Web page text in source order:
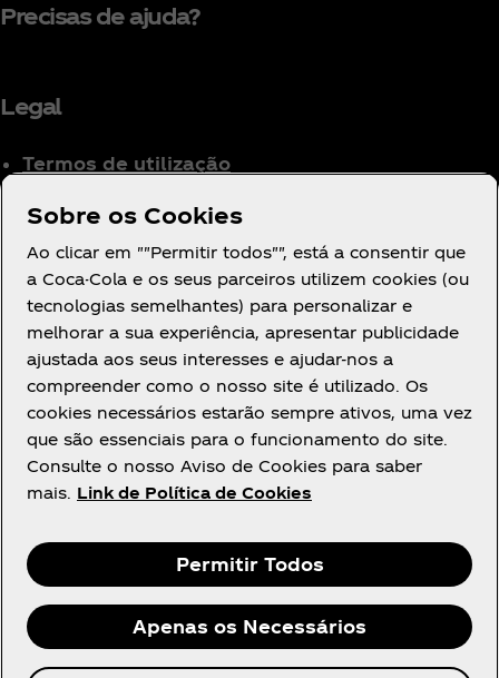
Precisas de ajuda?
Legal
Termos de utilização
para Consumidores
Definições de cookies
Aviso de Cookies
Declaração de
Acessibilidade
Sobre os Cookies
Ao clicar em ""Permitir todos"", está a consentir que
a Coca-Cola e os seus parceiros utilizem cookies (ou
tecnologias semelhantes) para personalizar e
melhorar a sua experiência, apresentar publicidade
ajustada aos seus interesses e ajudar-nos a
compreender como o nosso site é utilizado. Os
cookies necessários estarão sempre ativos, uma vez
que são essenciais para o funcionamento do site.
Consulte o nosso Aviso de Cookies para saber
mais. Link de Política de Cookies
Permitir Todos
Apenas os Necessários